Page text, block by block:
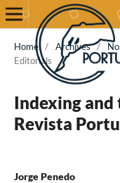
Home / Archives /
Editorials
Indexing and
Revista
Jorge Penedo